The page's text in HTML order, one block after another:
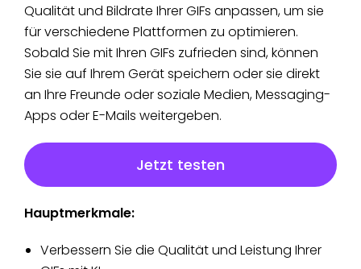
Qualität und Bildrate Ihrer GIFs anpassen, um sie
für verschiedene Plattformen zu optimieren.
Sobald Sie mit Ihren GIFs zufrieden sind, können
Sie sie auf Ihrem Gerät speichern oder sie direkt
an Ihre Freunde oder soziale Medien, Messaging-
Apps oder E-Mails weitergeben.
Jetzt testen
Hauptmerkmale:
Verbessern Sie die Qualität und Leistung Ihrer